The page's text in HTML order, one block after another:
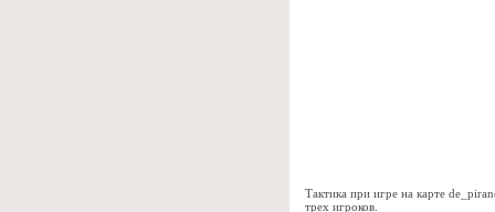
Тактика при игре на карте
трех игроков.